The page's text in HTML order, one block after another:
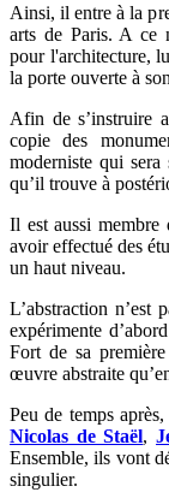
Ainsi, il entre à la
arts de Paris. A ce
pour l'architecture,
la porte ouverte à
Afin de s’instruire
copie des
moderniste qui
qu’il trouve à
Il est aussi membre
avoir effectué des
un haut niveau.
L’abstraction n’est
expérimente
Fort de sa
œuvre abstraite
Peu de temps
Nicolas de Staël,
Ensemble, ils vont
singulier.